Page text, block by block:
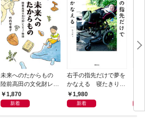
未来へのたからもの
陸前高田の文化財レス
キュー物語
1,870
新着
右手の指先だけで夢を
かなえる 寝たきり系
男子ウッディの日々
1,980
新着